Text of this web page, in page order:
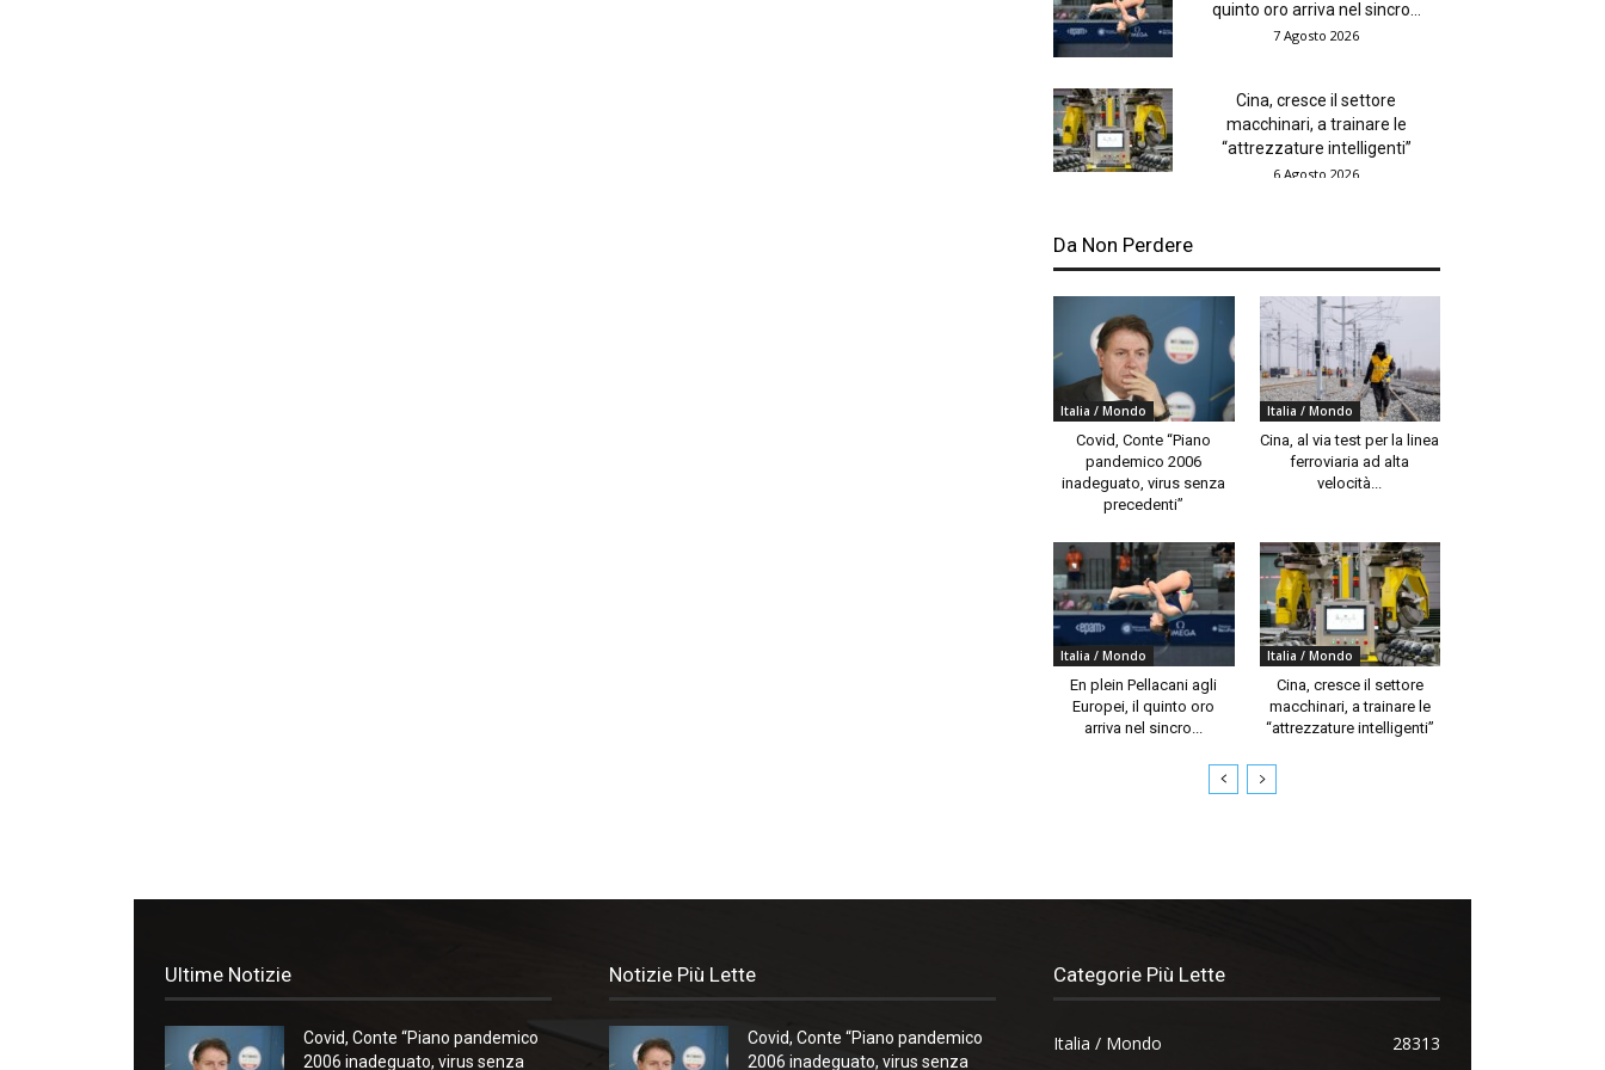
quinto oro arriva nel sincro...
7 Agosto 2026
Cina, cresce il settore
macchinari, a trainare le
“attrezzature intelligenti”
6 Agosto 2026
Da Non Perdere
Italia / Mondo
Covid, Conte “Piano
pandemico 2006
inadeguato, virus senza
precedenti”
Italia / Mondo
Cina, al via test per la linea
ferroviaria ad alta
velocità...
Italia / Mondo
En plein Pellacani agli
Europei, il quinto oro
arriva nel sincro...
Italia / Mondo
Cina, cresce il settore
macchinari, a trainare le
“attrezzature intelligenti”
Ultime Notizie
Covid, Conte “Piano pandemico
2006 inadeguato, virus senza
Notizie Più Lette
Covid, Conte “Piano pandemico
2006 inadeguato, virus senza
Categorie Più Lette
Italia / Mondo
28313